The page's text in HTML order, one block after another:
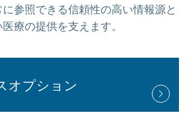
参照できる信頼性の高い情報源と
療の提供を支えます。
オプション